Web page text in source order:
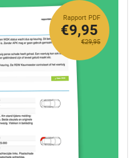
Rapport PDF
€29,95
€9,95